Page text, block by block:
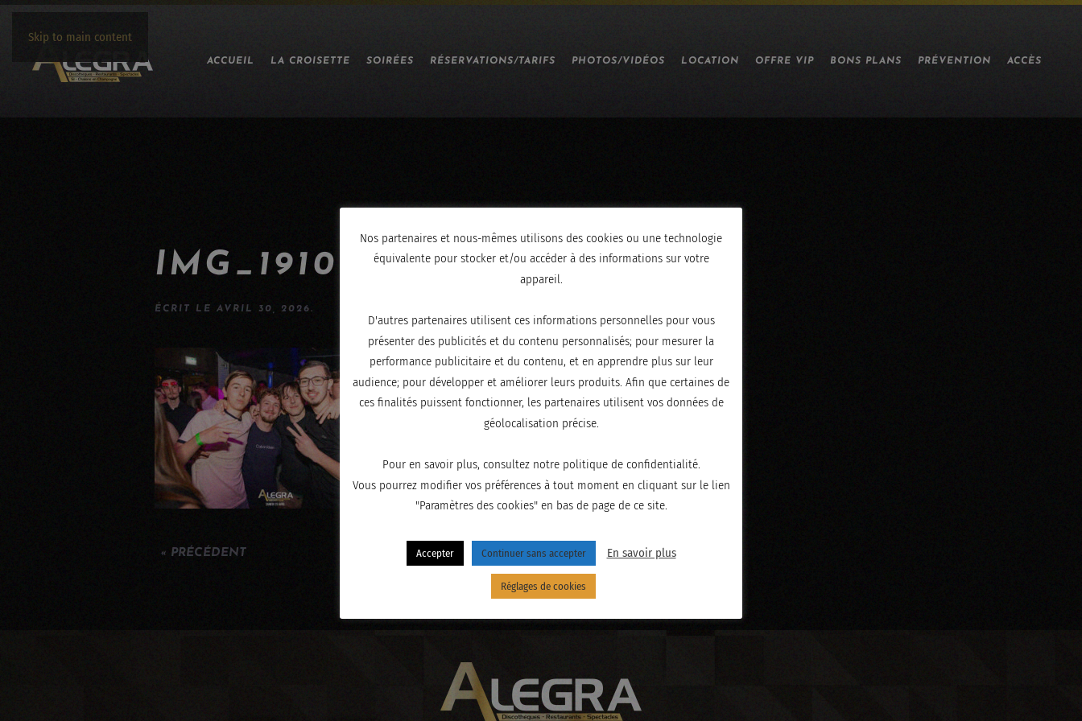
Skip to main content
ACCUEIL LA CROISETTE SOIRÉES RÉSERVATIONS/TARIFS PHOTOS/VIDÉOS LOCATION OFFRE VIP BONS PLANS PRÉVENTION ACCÈS
IMG_1910
ÉCRIT LE AVRIL 30, 2026.
« PRÉCÉDENT
Nos partenaires et nous-mêmes utilisons des cookies ou une technologie
équivalente pour stocker et/ou accéder à des informations sur votre
appareil.
D'autres partenaires utilisent ces informations personnelles pour vous
présenter des publicités et du contenu personnalisés; pour mesurer la
performance publicitaire et du contenu, et en apprendre plus sur leur
audience; pour développer et améliorer leurs produits. Afin que certaines de
ces finalités puissent fonctionner, les partenaires utilisent vos données de
géolocalisation précise.
Pour en savoir plus, consultez notre politique de confidentialité.
Vous pourrez modifier vos préférences à tout moment en cliquant sur le lien
"Paramètres des cookies" en bas de page de ce site.
Accepter Continuer sans accepter En savoir plus
Réglages de cookies